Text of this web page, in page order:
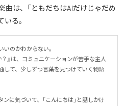
曲は、「ともだちはAIだけじゃだめ
いる。
いのかわからない。
』は、コミュニケーションが苦手な主人
して、少しずつ言葉を見つけていく物語
に気づいて、「こんにちは」と話しかけ